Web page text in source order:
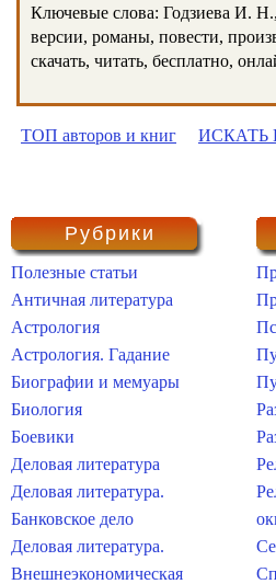
Ключевые слова: Годзиева И.
версии, романы, повести,
скачать, читать, бесплатно,
ТОП авторов и книг ИСКАТЬ
Рубрики
Полезные статьи
Античная литература
Астрология
Астрология. Гадание
Биографии и мемуары
Биология
Боевики
Деловая литература
Деловая литература.
Банковское дело
Деловая литература.
Внешнеэкономическая